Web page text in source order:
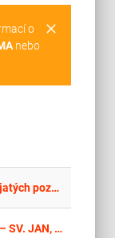
clear
o
nebo
Kácení a ořez stromů, údržba nepronajatých pozemků – zeleně ve správě Krajského pozemkového úřadu pro Královéhradecký kraj na období 2024-2026
OBNOVA POLNÍ CESTY – SECHUTICE – SV. JAN, PLASKÁ CESTA